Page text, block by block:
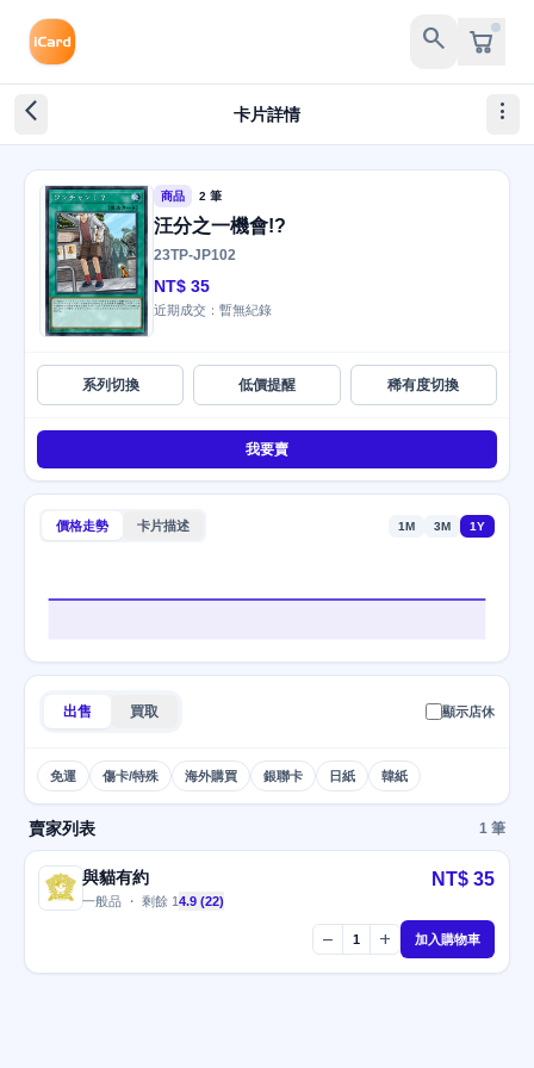
search
arrow_back_ios_new 卡片詳情 more_vert
商品 2 筆
汪分之一機會!?
23TP-JP102
NT$ 35
近期成交：暫無紀錄
系列切換 低價提醒 稀有度切換
我要賣
價格走勢 卡片描述 1M 3M 1Y
出售 買取 顯示店休
免運 傷卡/特殊 海外購買 銀聯卡 日紙 韓紙
賣家列表 1 筆
與貓有約
一般品 ・ 剩餘 14.9 (22)
NT$ 35
remove 1 add 加入購物車